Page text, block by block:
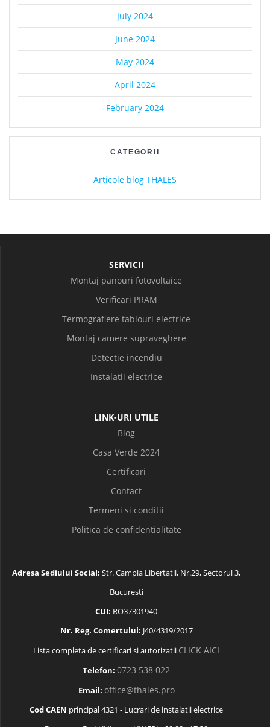
July 2024
June 2024
May 2024
April 2024
February 2024
CATEGORII
Articole blog THALES
SERVICII
Montaj panouri fotovoltaice
Verificari PRAM
Termografiere tablouri electrice
Montaj camere supraveghere
Detectie incendiu
Instalatii electrice
LINK-URI UTILE
Blog
Casa Verde 2024
Certificari
Contact
Termeni si conditii
Politica de confidentialitate
Adresa Sediului Social: Str. Campia Libertatii, Nr.29, Sectorul 3,
Bucuresti
CUI: RO37301940
Nr. Reg. Comertului: J40/4319/2017
Lista completa de certificari si autorizatii CLICK AICI
Telefon: 0723 538 022
Email: office@thales.pro
Cod CAEN principal 4321 - Lucrari de instalatii electrice